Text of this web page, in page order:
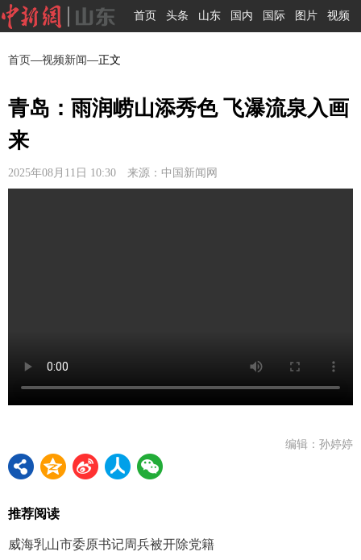
首页 头条 山东 国内 国际 图片 视频
首页—视频新闻—正文
青岛：雨润崂山添秀色 飞瀑流泉入画
来
2025年08月11日 10:30 来源：中国新闻网
编辑：孙婷婷
推荐阅读
威海乳山市委原书记周兵被开除党籍